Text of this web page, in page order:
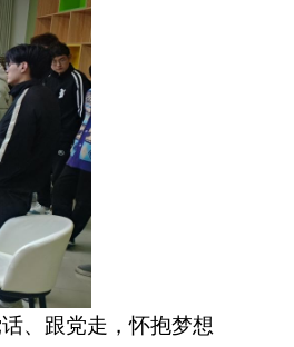
、跟党走，怀抱梦想